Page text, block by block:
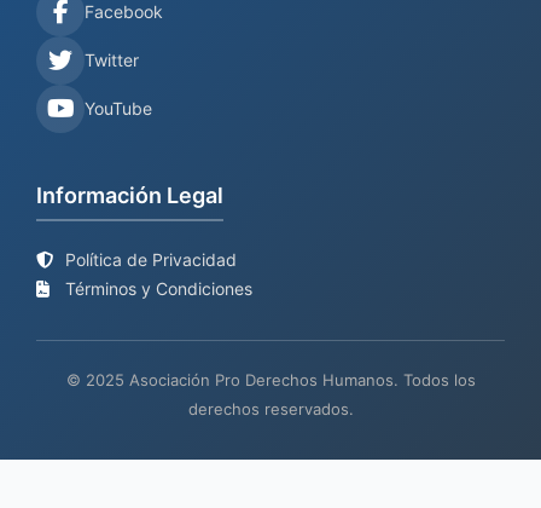
Facebook
Twitter
YouTube
Información Legal
Política de Privacidad
Términos y Condiciones
© 2025 Asociación Pro Derechos Humanos. Todos los
derechos reservados.